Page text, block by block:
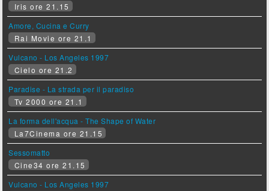
Iris ore 21.15
Amore, Cucina e Curry
Rai Movie ore 21.1
Vulcano - Los Angeles 1997
Cielo ore 21.2
Paradise - La strada per il paradiso
Tv 2000 ore 21.1
La forma dell'acqua - The Shape of Water
La7Cinema ore 21.15
Sessomatto
Cine34 ore 21.15
Vulcano - Los Angeles 1997